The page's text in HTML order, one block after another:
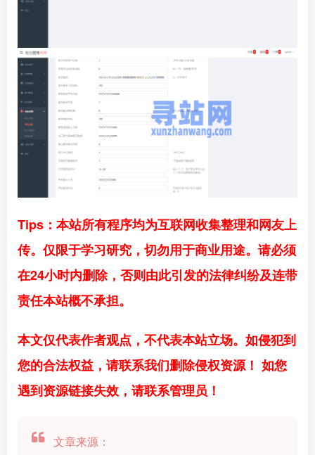
Tips：本站所有程序均为互联网收集整理和网友上
传。仅限于学习研究，切勿用于商业用途。请必须
在24小时内删除，否则由此引发的法律纠纷及连带
责任本站概不承担。
本文仅代表作者观点，不代表本站立场。如侵犯到
您的合法权益，请联系我们删除侵权资源！ 如您
遇到资源链接失效，请联系管理员！
文章来源：